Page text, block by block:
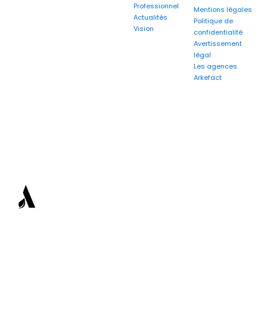
Professionnel
Actualités
Vision
Mentions légales
Politique de
confidentialité
Avertissement
légal
Les agences
Arkefact